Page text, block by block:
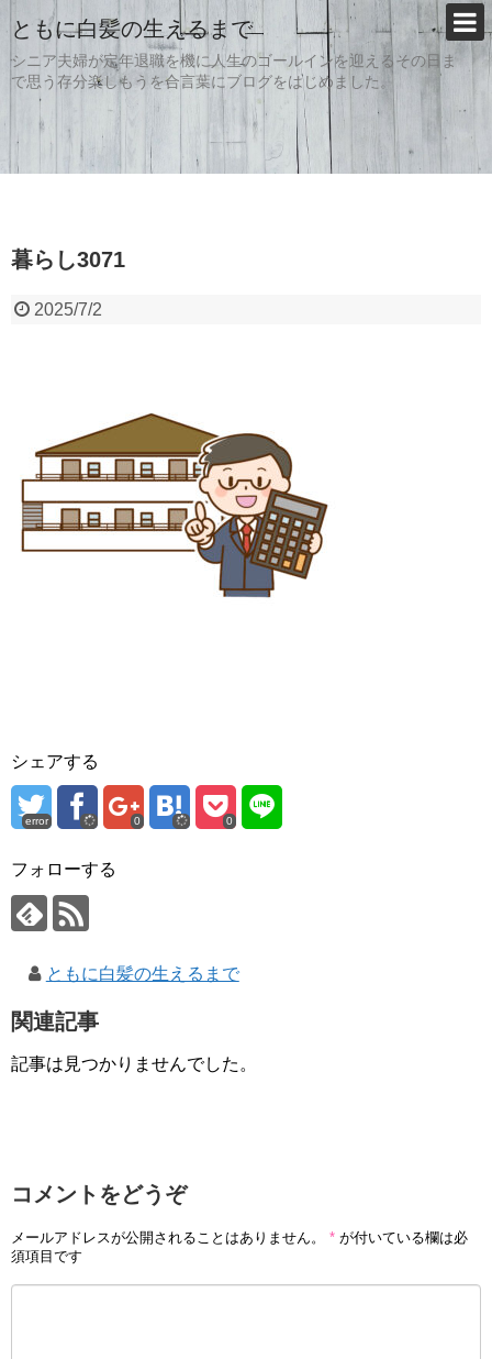
ともに白髪の生えるまで
シニア夫婦が定年退職を機に人生のゴールインを迎えるその日ま
で思う存分楽しもうを合言葉にブログをはじめました。
暮らし3071
2025/7/2
シェアする
error 0 0
フォローする
ともに白髪の生えるまで
関連記事
記事は見つかりませんでした。
コメントをどうぞ
メールアドレスが公開されることはありません。 * が付いている欄は必
須項目です